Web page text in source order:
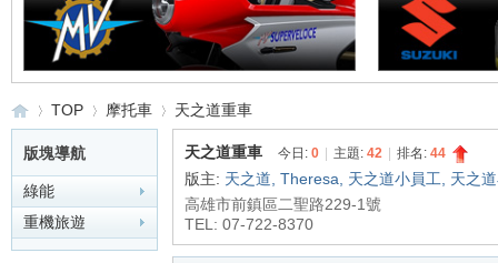
重»
TOP
›
摩托車
›
天之道重車
版塊導航
綠能
重機旅遊
天之道重車 今日: 0 | 主題: 42 | 排名: 44
版主: 天之道 Theresa 天之道小員工
天之
高雄市前鎮區二聖路229-1號
TEL: 07-722-8370